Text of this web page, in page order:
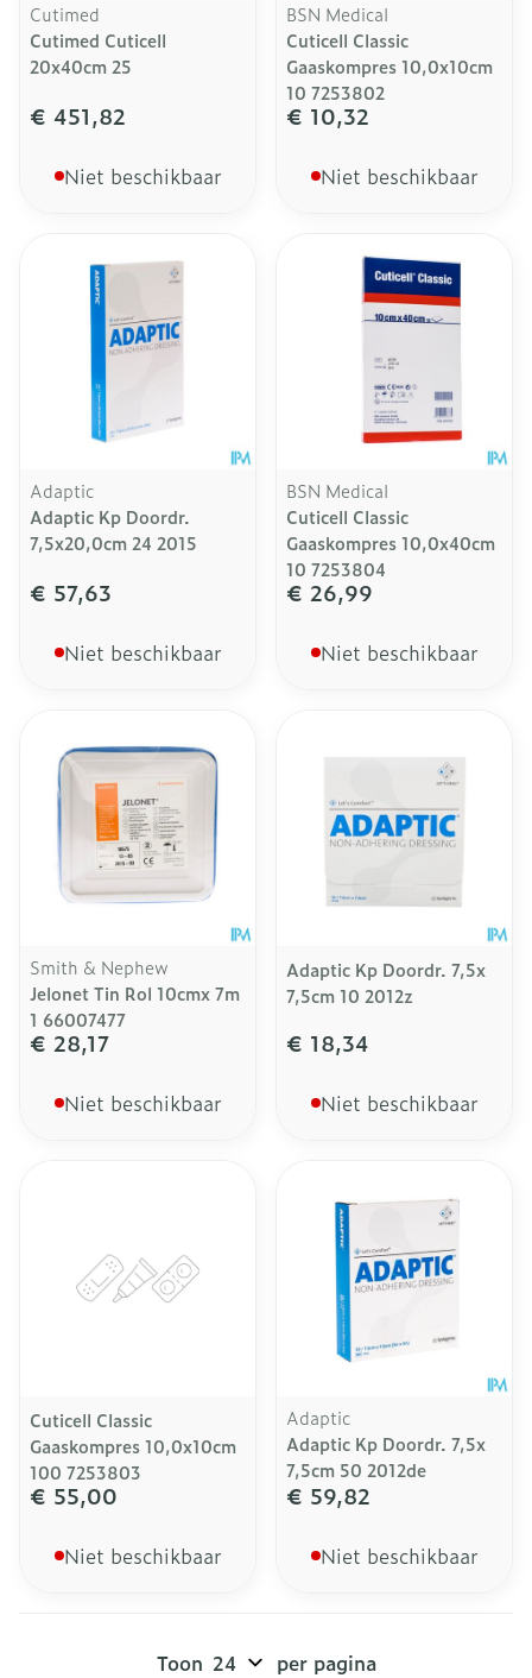
Cutimed
Cutimed Cuticell
20x40cm 25
€ 451,82
Niet beschikbaar
BSN Medical
Cuticell Classic
Gaaskompres 10,0x10cm
10 7253802
€ 10,32
Niet beschikbaar
Adaptic
Adaptic Kp Doordr.
7,5x20,0cm 24 2015
€ 57,63
Niet beschikbaar
BSN Medical
Cuticell Classic
Gaaskompres 10,0x40cm
10 7253804
€ 26,99
Niet beschikbaar
Smith & Nephew
Jelonet Tin Rol 10cmx 7m
1 66007477
€ 28,17
Niet beschikbaar
Adaptic Kp Doordr. 7,5x
7,5cm 10 2012z
€ 18,34
Niet beschikbaar
Cuticell Classic
Gaaskompres 10,0x10cm
100 7253803
€ 55,00
Niet beschikbaar
Adaptic
Adaptic Kp Doordr. 7,5x
7,5cm 50 2012de
€ 59,82
Niet beschikbaar
Toon per pagina